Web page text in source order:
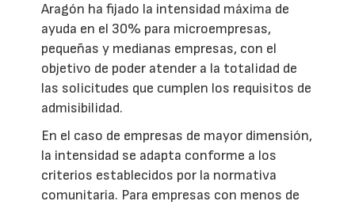
Aragón ha fijado la intensidad máxima de
ayuda en el 30% para microempresas,
pequeñas y medianas empresas, con el
objetivo de poder atender a la totalidad de
las solicitudes que cumplen los requisitos de
admisibilidad.
En el caso de empresas de mayor dimensión,
la intensidad se adapta conforme a los
criterios establecidos por la normativa
comunitaria. Para empresas con menos de